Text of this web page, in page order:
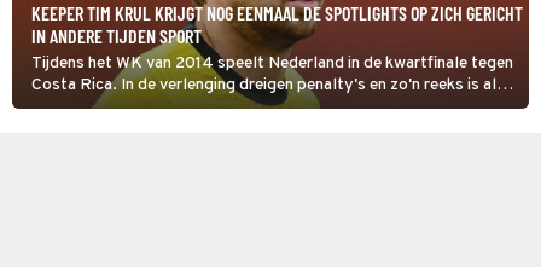
KEEPER TIM KRUL KRIJGT NOG EENMAAL DE SPOTLIGHTS OP ZICH GERICHT
IN ANDERE TIJDEN SPORT
Tijdens het WK van 2014 speelt Nederland in de kwartfinale tegen
Costa Rica. In de verlenging dreigen penalty's en zo'n reeks is al
vaak slecht geëindigd voor Oranje. Dan neemt bondscoach Louis